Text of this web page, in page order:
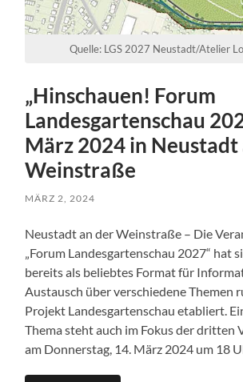
Quelle: LGS 2027 Neustadt/Atelier
„Hinschauen! Forum
Landesgartenschau
März 2024 in Neustadt
Weinstraße
MÄRZ 2, 2024
Neustadt an der Weinstraße – Die
„Forum Landesgartenschau 2027“ hat
bereits als beliebtes Format für
Austausch über verschiedene Themen
Projekt Landesgartenschau etabliert.
Thema steht auch im Fokus der dritten
am Donnerstag, 14. März 2024 um 18